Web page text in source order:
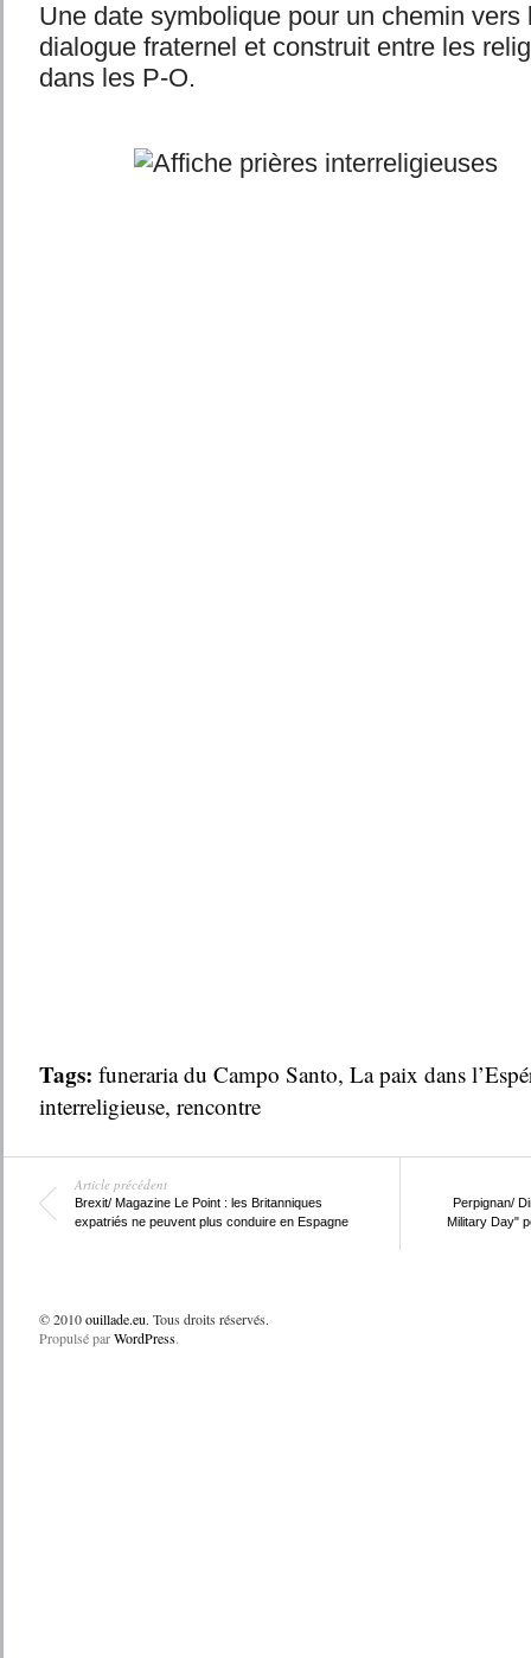
Une date symbolique pour un chemin vers
dialogue fraternel et construit entre les
dans les P-O.
Tags: funeraria du Campo Santo, La paix dans
interreligieuse, rencontre
Article précédent
Brexit/ Magazine Le Point : les Britanniques
expatriés ne peuvent plus conduire en Espagne
Perpignan/
Military Day"
© 2010ouillade.eu. Tous droits réservés.
Propulsé parWordPress.